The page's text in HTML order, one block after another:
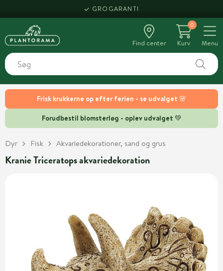
Frisk krukkerne op efter ferien - se udvalget 🌸
Forudbestil blomsterløg - oplev udvalget 💚
GROGARANTI
Find center
0
Kurv
Menu
Dyr Fisk Akvariedekorationer, sand og grus
Kranie Triceratops akvariedekoration